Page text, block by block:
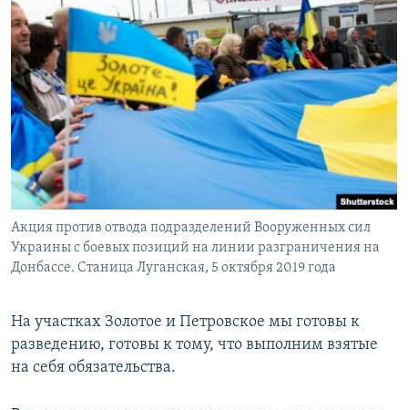
Акция против отвода подразделений Вооруженных сил
Украины с боевых позиций на линии разграничения на
Донбассе. Станица Луганская, 5 октября 2019 года
На участках Золотое и Петровское мы готовы к
разведению, готовы к тому, что выполним взятые
на себя обязательства.